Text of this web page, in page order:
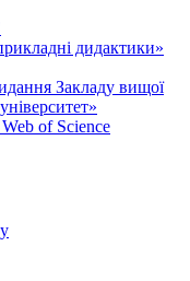
дидактики»
Закладу вищої
of Science